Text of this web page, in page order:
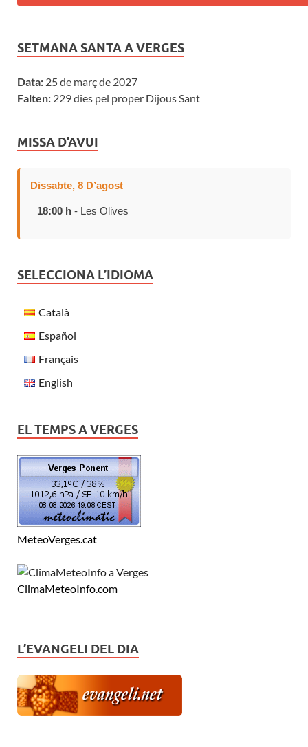
SETMANA SANTA A VERGES
Data: 25 de març de 2027
Falten: 229 dies pel proper Dijous Sant
MISSA D’AVUI
Dissabte, 8 D’agost
18:00 h - Les Olives
SELECCIONA L’IDIOMA
Català
Español
Français
English
EL TEMPS A VERGES
MeteoVerges.cat
ClimaMeteoInfo.com
L’EVANGELI DEL DIA